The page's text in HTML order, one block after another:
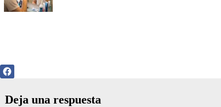
Deja una respuesta